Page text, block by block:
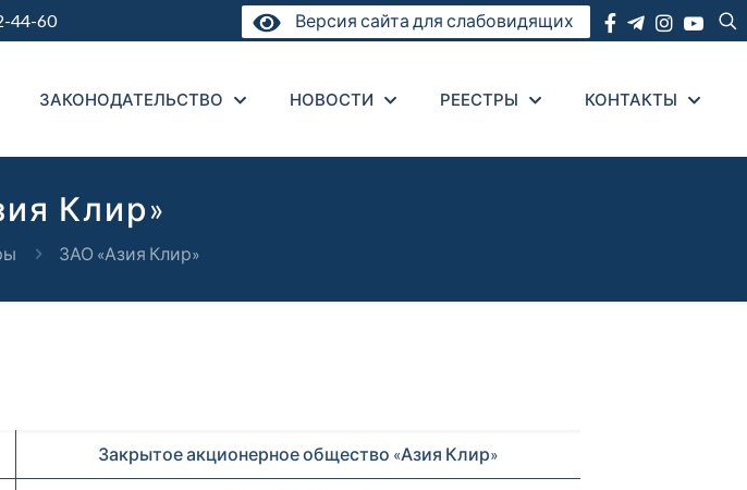
44-60 Версия сайта для слабовидящих
ЗАКОНОДАТЕЛЬСТВО НОВОСТИ РЕЕСТРЫ КОНТАКТЫ
Клир»
ЗАО «Азия Клир»
Закрытое акционерное общество «Азия Клир»